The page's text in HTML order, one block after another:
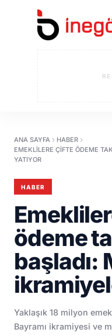
ANA SAYFA
HABER
EMEKLILERE ÇIFTE ÖDEME
YATIYOR
HABER
ödeme
başladı:
Yaklaşık 18 milyon
Bayramı ikramiyesi ve